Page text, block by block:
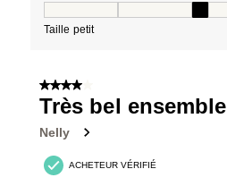
Taille petit
4 sur 5 étoiles.
Très bel ensemble
Nelly
ACHETEUR VÉRIFIÉ